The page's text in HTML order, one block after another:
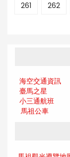
261
262
海空交通資訊
臺馬之星
小三通航班
馬祖公車